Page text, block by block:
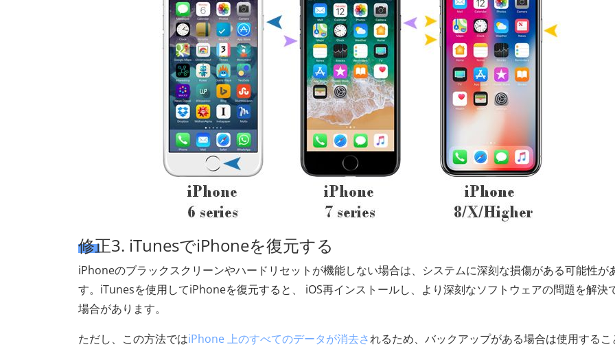
修正3. iTunesでiPhoneを復元する
iPhoneのブラックスクリーンやハードリセットが機能しない場合は、システムに深刻な損傷がある可能性が
す。iTunesを使用してiPhoneを復元すると、 iOS再インストールし、より深刻なソフトウェアの問題を解決
場合があります。
ただし、この方法ではiPhone 上のすべてのデータが消去されるため、バックアップがある場合は使用するこ